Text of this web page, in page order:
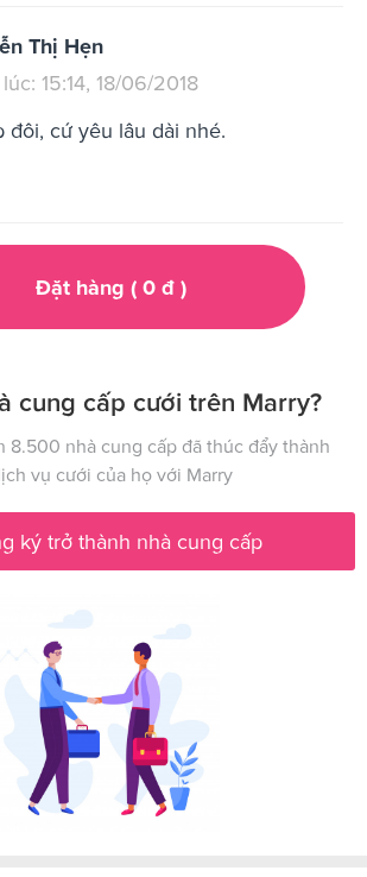
Thị Hẹn
15:14, 18/06/2018
đôi, cứ yêu lâu dài nhé.
Đặt hàng ( 0đ )
cung cấp cưới trên Marry?
8.500 nhà cung cấp đã thúc đẩy thành
vụ cưới của họ với Marry
ký trở thành nhà cung cấp